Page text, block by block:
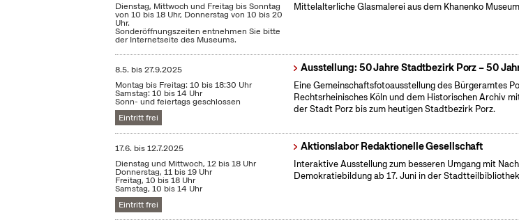
Dienstag, Mittwoch und Freitag bis Sonntag
von 10 bis 18 Uhr, Donnerstag von 10 bis 20
Uhr.
Sonderöffnungszeiten entnehmen Sie bitte
der Internetseite des Museums.
Mittelalterliche Glasmalerei aus dem Khanenko
8.5. bis27.9.2025
Montag bis Freitag: 10 bis 18:30 Uhr
Samstag: 10 bis 14 Uhr
Sonn- und feiertags geschlossen
Eintritt frei
Ausstellung: 50 Jahre Stadtbezirk Porz – 50
Eine Gemeinschaftsfotoausstellung des Bürgeramtes
Rechtsrheinisches Köln und dem Historischen Archiv
der Stadt Porz bis zum heutigen Stadtbezirk Porz.
17.6. bis12.7.2025
Dienstag und Mittwoch, 12 bis 18 Uhr
Donnerstag, 11 bis 19 Uhr
Freitag, 10 bis 18 Uhr
Samstag, 10 bis 14 Uhr
Eintritt frei
Aktionslabor Redaktionelle Gesellschaft
Interaktive Ausstellung zum besseren Umgang mit
Demokratiebildung ab 17. Juni in der